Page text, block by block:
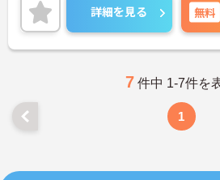
詳細を見る 無料
7 件中 1-7件を
1